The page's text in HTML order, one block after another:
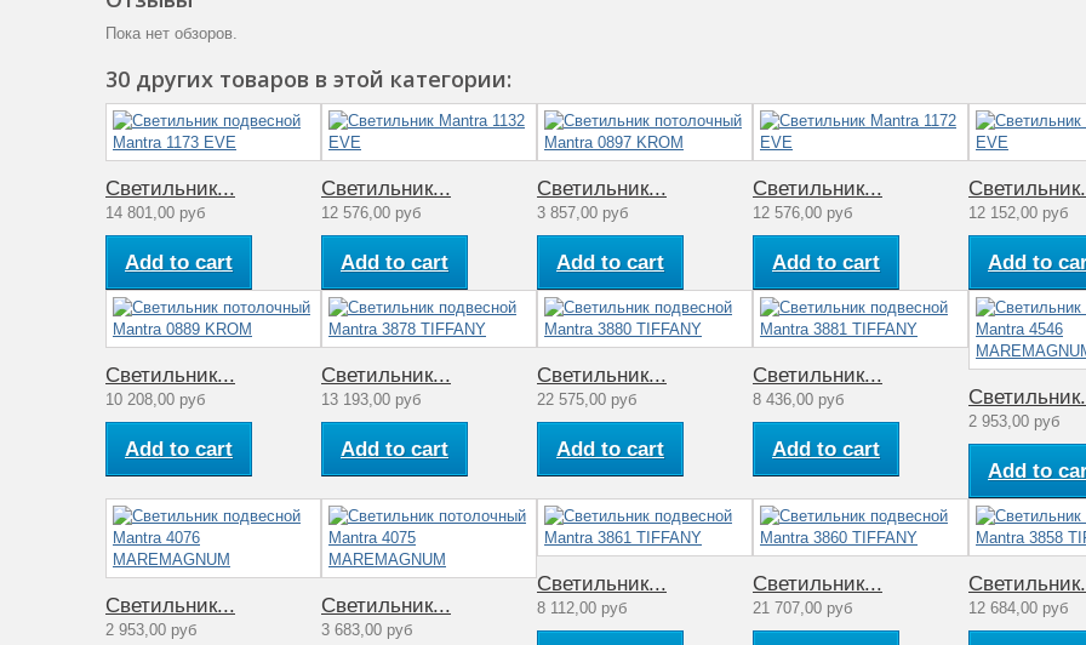
Пока нет обзоров.
30 других товаров в этой категории:
Светильник...
14 801,00 руб
Add to cart
Светильник...
12 576,00 руб
Add to cart
Светильник...
3 857,00 руб
Add to cart
Светильник...
12 576,00 руб
Add to cart
12 152,00 руб
Add to
Светильник...
10 208,00 руб
Add to cart
Светильник...
13 193,00 руб
Add to cart
Светильник...
22 575,00 руб
Add to cart
Светильник...
8 436,00 руб
Add to cart
2 953,00 руб
Add to
Светильник...
2 953,00 руб
Светильник...
3 683,00 руб
Светильник...
8 112,00 руб
Светильник...
21 707,00 руб 12 684,00 руб